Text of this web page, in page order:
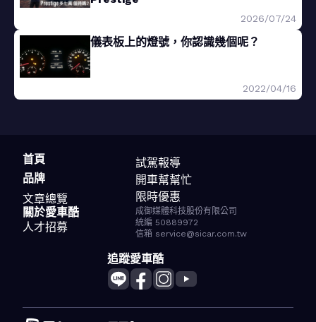
2026/07/24
儀表板上的燈號，你認識幾個呢？
2022/04/16
首頁
品牌
文章總覽
試駕報導
開車幫幫忙
限時優惠
關於愛車酷
人才招募
成御媒體科技股份有限公司
統編 50889972
信箱 service@sicar.com.tw
追蹤愛車酷